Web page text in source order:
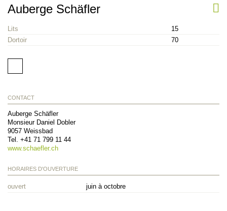
Auberge Schäfler
Lits
15
Dortoir
70
CONTACT
Auberge Schäfler
Monsieur Daniel Dobler
9057 Weissbad
Tel. +41 71 799 11 44
www.schaefler.ch
HORAIRES D'OUVERTURE
ouvert juin à octobre